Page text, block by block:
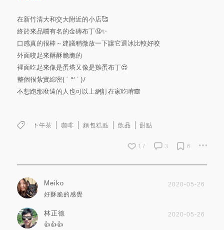
在新竹清大和交大附近的小店🥰
終於來品嚐有名的金磚布丁🤤✨
口感真的很棒～建議稍微放一下讓它退冰比較好咬
外面咬起來酥酥脆脆的
裡面吃起來像是蛋塔又像是雞蛋布丁😍
整個很紮實綿密( ´ ꒳ ` )ﾉ
不想跑那麼遠的人也可以上網訂在家吃唷🙈
下午茶 咖啡 麵包糕點 飲品 甜點
17 3 6
Meiko
2020-05-26
好酥脆的感覺
林正德
2020-05-26
👍👍👍